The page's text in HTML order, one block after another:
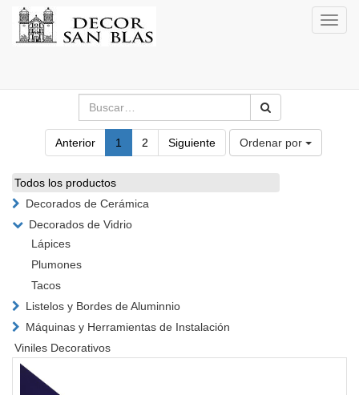
Anterior 1 2 Siguiente Ordenar por
Todos los productos
Decorados de Cerámica
Decorados de Vidrio
Lápices
Plumones
Tacos
Listelos y Bordes de Aluminnio
Máquinas y Herramientas de Instalación
Viniles Decorativos